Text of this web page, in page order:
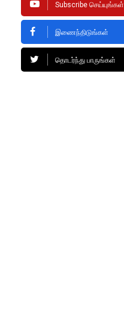
Subscribe செய்யுங்கள்
இணைந்திடுங்கள்
தொடர்ந்து பாருங்கள்